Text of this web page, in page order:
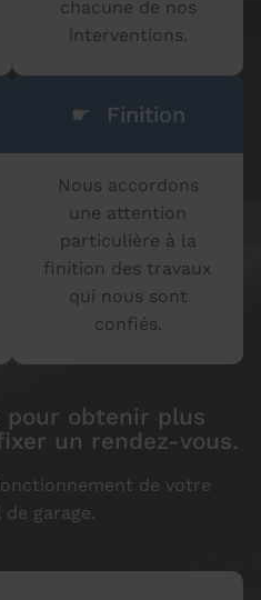
chacune de nos
interventions.
☛ Finition
Nous accordons
une attention
particulière à la
finition des travaux
qui nous sont
confiés.
pour obtenir plus
un rendez-vous.
de votre
garage.